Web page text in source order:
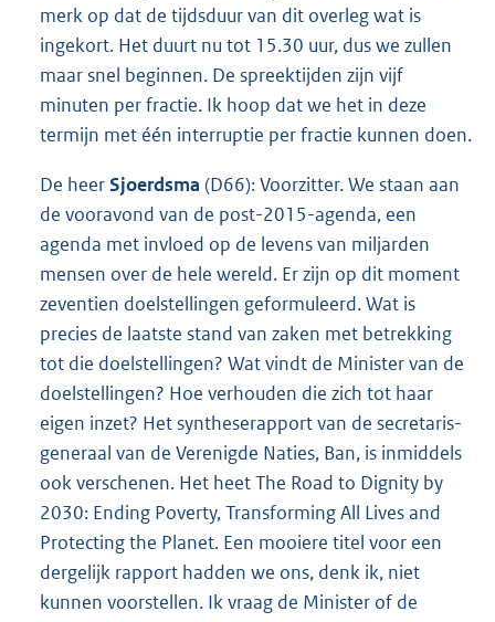
merk op dat de tijdsduur van dit overleg wat is
ingekort. Het duurt nu tot 15.30 uur, dus we zullen
maar snel beginnen. De spreektijden zijn vijf
minuten per fractie. Ik hoop dat we het in deze
termijn met één interruptie per fractie kunnen doen.
De heerSjoerdsma (D66): Voorzitter. We staan aan
de vooravond van de post-2015-agenda, een
agenda met invloed op de levens van miljarden
mensen over de hele wereld. Er zijn op dit moment
zeventien doelstellingen geformuleerd. Wat is
precies de laatste stand van zaken met betrekking
tot die doelstellingen? Wat vindt de Minister van de
doelstellingen? Hoe verhouden die zich tot haar
eigen inzet? Het syntheserapport van de secretaris-
generaal van de Verenigde Naties, Ban, is inmiddels
ook verschenen. Het heet The Road to Dignity by
2030: Ending Poverty, Transforming All Lives and
Protecting the Planet. Een mooiere titel voor een
dergelijk rapport hadden we ons, denk ik, niet
kunnen voorstellen. Ik vraag de Minister of de